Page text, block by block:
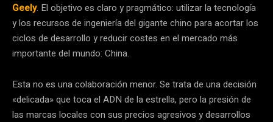
Geely. El objetivo es claro y pragmático: utilizar la tecnología
y los recursos de ingeniería del gigante chino para acortar los
ciclos de desarrollo y reducir costes en el mercado más
importante del mundo: China.
Esta no es una colaboración menor. Se trata de una decisión
«delicada» que toca el ADN de la estrella, pero la presión de
las marcas locales con sus precios agresivos y desarrollos